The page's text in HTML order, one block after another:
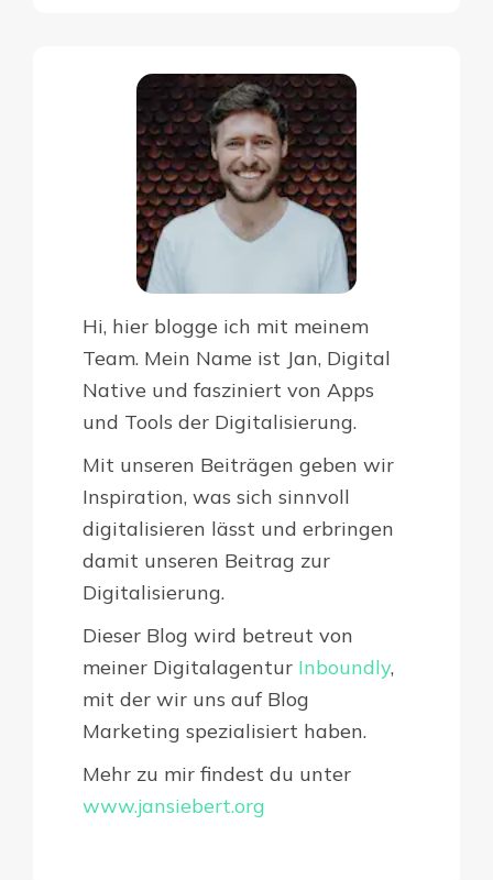
Hi, hier blogge ich mit meinem
Team. Mein Name ist Jan, Digital
Native und fasziniert von Apps
und Tools der Digitalisierung.
Mit unseren Beiträgen geben wir
Inspiration, was sich sinnvoll
digitalisieren lässt und erbringen
damit unseren Beitrag zur
Digitalisierung.
Dieser Blog wird betreut von
meiner Digitalagentur Inboundly,
mit der wir uns auf Blog
Marketing spezialisiert haben.
Mehr zu mir findest du unter
www.jansiebert.org